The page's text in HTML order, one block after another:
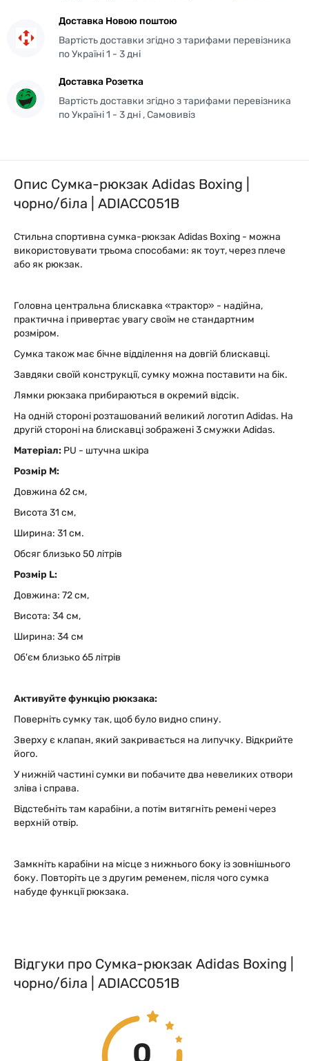
Доставка Новою поштою
Вартість доставки згідно з тарифами перевізника
по Україні 1 - 3 дні
Доставка Розетка
Вартість доставки згідно з тарифами перевізника
по Україні 1 - 3 дні , Самовивіз
Опис Сумка-рюкзак Adidas Boxing |
чорно/біла | ADIACC051B
Стильна спортивна сумка-рюкзак Adidas Boxing - можна
використовувати трьома способами: як тоут, через плече
або як рюкзак.
Головна центральна блискавка «трактор» - надійна,
практична і привертає увагу своїм не стандартним
розміром.
Сумка також має бічне відділення на довгій блискавці.
Завдяки своїй конструкції, сумку можна поставити на бік.
Лямки рюкзака прибираються в окремий відсік.
На одній стороні розташований великий логотип Adidas. На
другій стороні на блискавці зображені 3 смужки Adidas.
Матеріал: PU - штучна шкіра
Розмір M:
Довжина 62 см,
Висота 31 см,
Ширина: 31 см.
Обсяг близько 50 літрів
Розмір L:
Довжина: 72 см,
Висота: 34 см,
Ширина: 34 см
Об'єм близько 65 літрів
Активуйте функцію рюкзака:
Поверніть сумку так, щоб було видно спину.
Зверху є клапан, який закривається на липучку. Відкрийте
його.
У нижній частині сумки ви побачите два невеликих отвори
зліва і справа.
Відстебніть там карабіни, а потім витягніть ремені через
верхній отвір.
Замкніть карабіни на місце з нижнього боку із зовнішнього
боку. Повторіть це з другим ременем, після чого сумка
набуде функції рюкзака.
Відгуки про Сумка-рюкзак Adidas Boxing |
чорно/біла | ADIACC051B
0